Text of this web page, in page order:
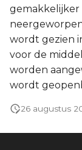
gemakkelijker
wordt gezien
voor de
worden
wordt
26 augustus